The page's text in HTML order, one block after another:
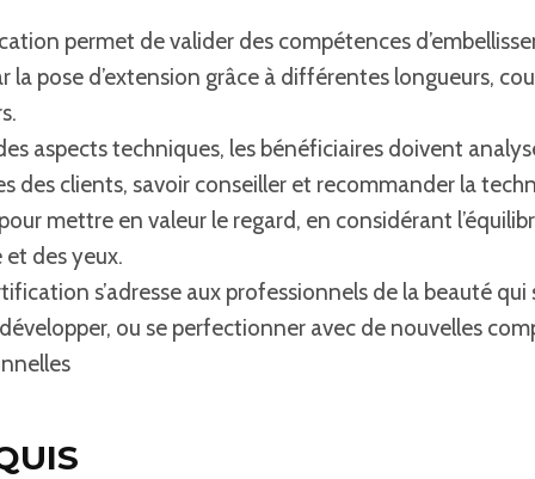
permet de valider des compétences
la pose d’extension grâce à différentes longueurs,
aspects techniques, les bénéficiaires doivent
des clients, savoir conseiller et recommander la
mettre en valeur le regard, en considérant
et des yeux.
s’adresse aux professionnels de la beauté
ou se perfectionner avec de nouvelles